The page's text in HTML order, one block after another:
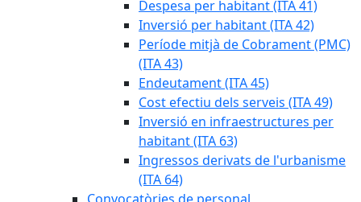
Despesa per habitant (ITA 41)
Inversió per habitant (ITA 42)
Període mitjà de Cobrament (PMC)
(ITA 43)
Endeutament (ITA 45)
Cost efectiu dels serveis (ITA 49)
Inversió en infraestructures per
habitant (ITA 63)
Ingressos derivats de l'urbanisme
(ITA 64)